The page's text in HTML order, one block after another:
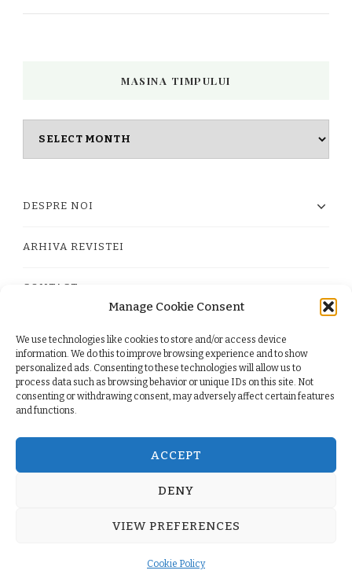
Manage Cookie Consent
We use technologies like cookies to store and/or access device
information. We do this to improve browsing experience and to show
personalized ads. Consenting to these technologies will allow us to
process data such as browsing behavior or unique IDs on this site. Not
consenting or withdrawing consent, may adversely affect certain features
and functions.
ACCEPT
DENY
VIEW PREFERENCES
Cookie Policy
MASINA TIMPULUI
DESPRE NOI
ARHIVA REVISTEI
CONTACT
PRIVACY POLICY
TERMS
| Developed ByBlossom Themes. Powered by